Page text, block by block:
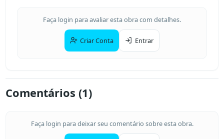
Faça login para avaliar esta obra com detalhes.
Criar Conta Entrar
Comentários (1)
Faça login para deixar seu comentário sobre esta obra.